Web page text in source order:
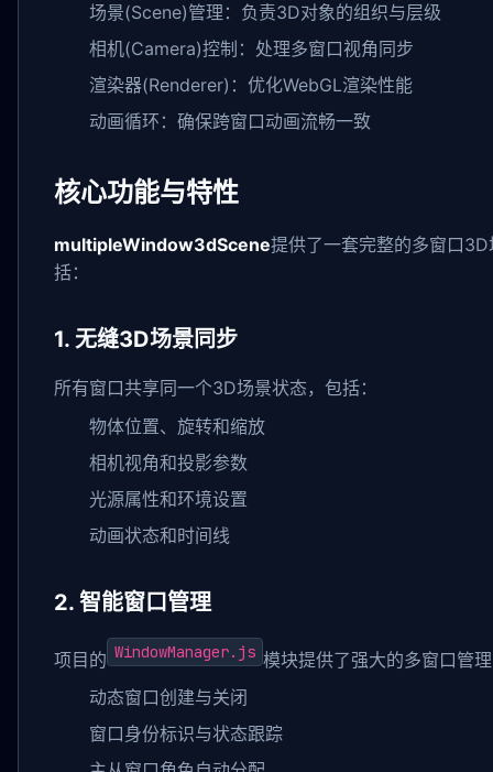
场景(Scene)管理：负责3D对象的组织与层级
相机(Camera)控制：处理多窗口视角同步
渲染器(Renderer)：优化WebGL渲染性能
动画循环：确保跨窗口动画流畅一致
核心功能与特性
multipleWindow3dScene提供了一套完整的多窗口
括：
1. 无缝3D场景同步
所有窗口共享同一个3D场景状态，包括：
物体位置、旋转和缩放
相机视角和投影参数
光源属性和环境设置
动画状态和时间线
2. 智能窗口管理
项目的 WindowManager.js 模块提供了强大的多窗口管
动态窗口创建与关闭
窗口身份标识与状态跟踪